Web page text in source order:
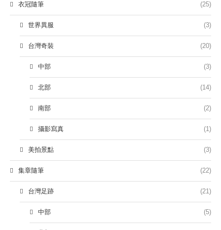
衣冠隨筆 (25)
世界異服 (3)
台灣奇裝 (20)
中部 (3)
北部 (14)
南部 (2)
攝影寫真 (1)
美拍景點 (3)
集章隨筆 (22)
台灣足跡 (21)
中部 (5)